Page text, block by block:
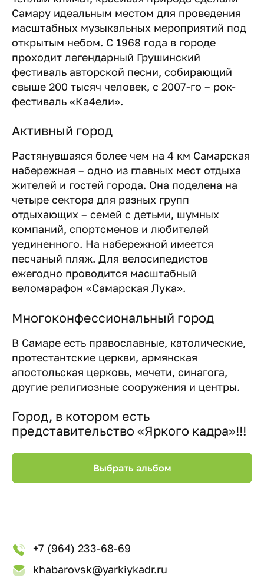
Самару идеальным местом для проведения
масштабных музыкальных мероприятий под
открытым небом. С 1968 года в городе
проходит легендарный Грушинский
фестиваль авторской песни, собирающий
свыше 200 тысяч человек, с 2007-го – рок-
фестиваль «Ка4ели».
Активный город
Растянувшаяся более чем на 4 км Самарская
набережная – одно из главных мест отдыха
жителей и гостей города. Она поделена на
четыре сектора для разных групп
отдыхающих – семей с детьми, шумных
компаний, спортсменов и любителей
уединенного. На набережной имеется
песчаный пляж. Для велосипедистов
ежегодно проводится масштабный
веломарафон «Самарская Лука».
Многоконфессиональный город
В Самаре есть православные, католические,
протестантские церкви, армянская
апостольская церковь, мечети, синагога,
другие религиозные сооружения и центры.
Город, в котором есть
представительство «Яркого кадра»!!!
Выбрать альбом
+7 (964) 233-68-69
khabarovsk@yarkiykadr.ru